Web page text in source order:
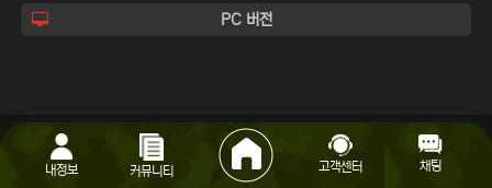
PC 버전
내정보 커뮤니티 고객센터 채팅